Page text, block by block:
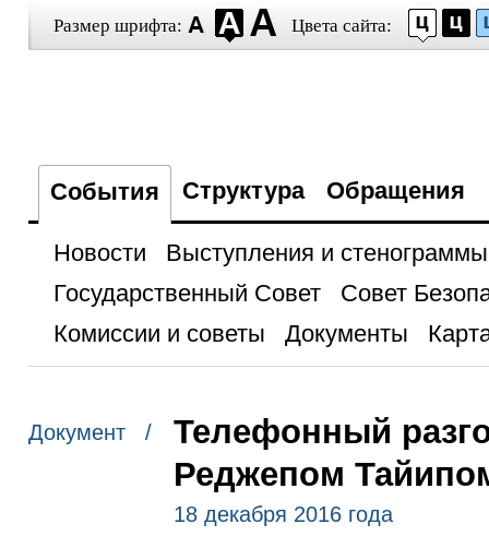
Размер шрифта: Цвета сайта:
События Структура Обращения
Новости
Выступления и стенограммы
Государственный Совет
Совет
Комиссии и советы
Документы
Документ /
Телефонный
Реджепом
18 декабря 2016 года